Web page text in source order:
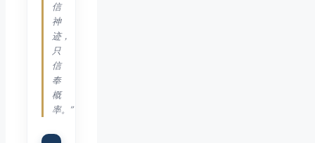
信
神
迹，
只
信
奉
概
率。”